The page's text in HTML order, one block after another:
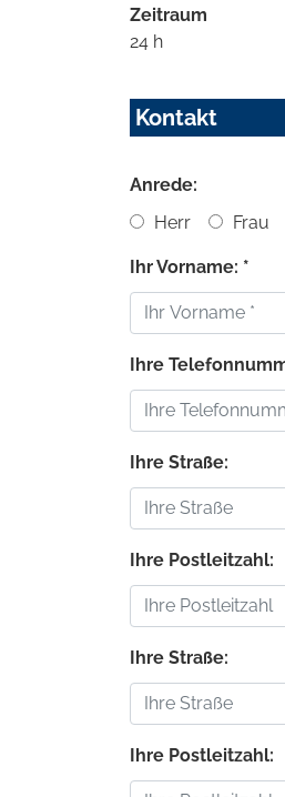
Zeitraum
24 h
Kontakt
Anrede:
Herr
Frau
Ihr Vorname: *
Ihre
Ihre Straße:
Ihre Postleitzahl:
Ihre Straße:
Ihre Postleitzahl: